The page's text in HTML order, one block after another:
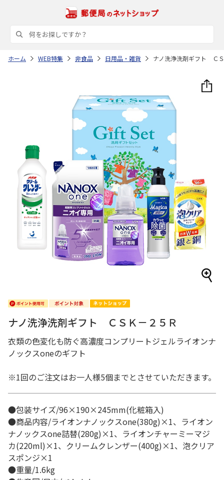
ホーム WEB特集 非食品 日用品・雑貨 ナノ洗浄洗剤ギフト Ｃ
ナノ洗浄洗剤ギフト ＣＳＫ－２５Ｒ
衣類の色変化も防ぐ高濃度コンプリートジェルライオンナ
ノックスoneのギフト
※1回のご注文はお一人様5個までとさせていただきます。
●包装サイズ/96×190×245mm(化粧箱入)
●商品内容/ライオンナノックスone(380g)×1、ライオン
ナノックスone詰替(280g)×1、ライオンチャーミーマジ
カ(220ml)×1、クリームクレンザー(400g)×1、泡クリア
スポンジ×1
●重量/1.6kg